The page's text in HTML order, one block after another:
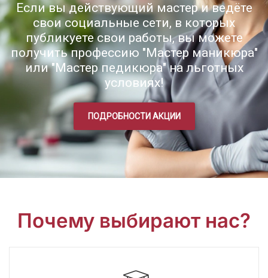
Если вы действующий мастер и ведёте
свои социальные сети, в которых
публикуете свои работы, вы можете
получить профессию "Мастер маникюра"
или "Мастер педикюра" на льготных
условиях!
ПОДРОБНОСТИ АКЦИИ
Почему выбирают нас?